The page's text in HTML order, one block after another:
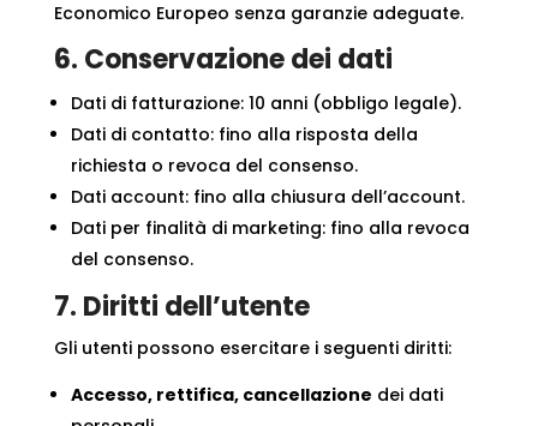
Economico Europeo senza garanzie adeguate.
6. Conservazione dei dati
Dati di fatturazione: 10 anni (obbligo legale).
Dati di contatto: fino alla risposta della
richiesta o revoca del consenso.
Dati account: fino alla chiusura dell’account.
Dati per finalità di marketing: fino alla revoca
del consenso.
7. Diritti dell’utente
Gli utenti possono esercitare i seguenti diritti:
Accesso, rettifica, cancellazione dei dati